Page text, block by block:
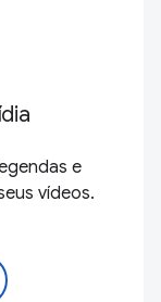
e
vídeos.